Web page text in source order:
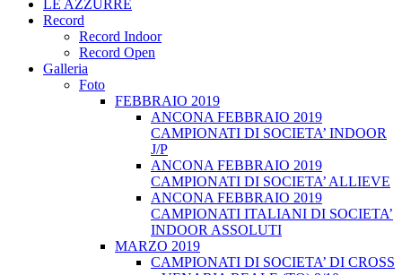
LE AZZURRE
Record
Record Indoor
Record Open
Galleria
Foto
FEBBRAIO 2019
ANCONA FEBBRAIO 2019
CAMPIONATI DI SOCIETA’ INDOOR
J/P
ANCONA FEBBRAIO 2019
CAMPIONATI DI SOCIETA’ ALLIEVE
ANCONA FEBBRAIO 2019
CAMPIONATI ITALIANI DI SOCIETA’
INDOOR ASSOLUTI
MARZO 2019
CAMPIONATI DI SOCIETA’ DI CROSS